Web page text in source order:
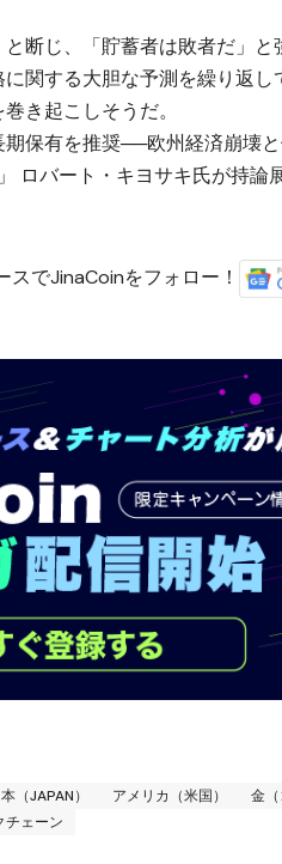
断じ、「貯蓄者は敗者だ」と
関する大胆な予測を繰り返
き起こしそうだ。
保有を推奨──欧州経済崩壊
ロバート・キヨサキ氏が持論
でJinaCoinをフォロー！
（JAPAN） アメリカ（米国） 金（
チェーン